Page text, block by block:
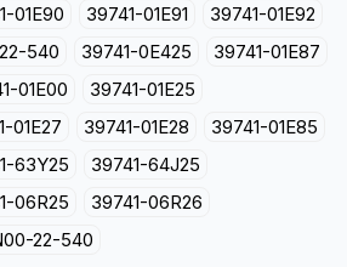
01E90 39741-01E91
39741-01E92
540 39741-0E425
39741-01E87
01E00
39741-01E25
01E27 39741-01E28
39741-01E85
63Y25
39741-64J25
06R25
39741-06R26
22-540